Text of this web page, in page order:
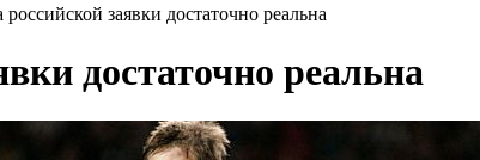
заявки достаточно реальна
достаточно реальна